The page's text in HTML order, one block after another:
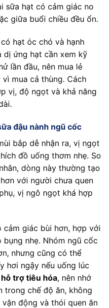
sữa hạt có cảm giác no
giữa buổi chiều đều ổn.
hạt óc chó và hạnh
dị ứng hạt cần xem kỹ
lần đầu, nên mua lẻ
mua cả thùng. Cách
vị, độ ngọt và khả năng
đậu nành ngũ cốc
bắp dễ nhận ra, vị ngọt
đồ uống thơm nhẹ. So
dòng này thường tạo
với người chưa quen
vị ngô ngọt khá hợp
cảm giác bùi hơn, hợp với
nhẹ. Nhóm ngũ cốc
nhưng cũng có thể
hơi ngậy nếu uống lúc
hỗ trợ tiêu hóa, nên nhớ
trong chế độ ăn, không
động và thói quen ăn